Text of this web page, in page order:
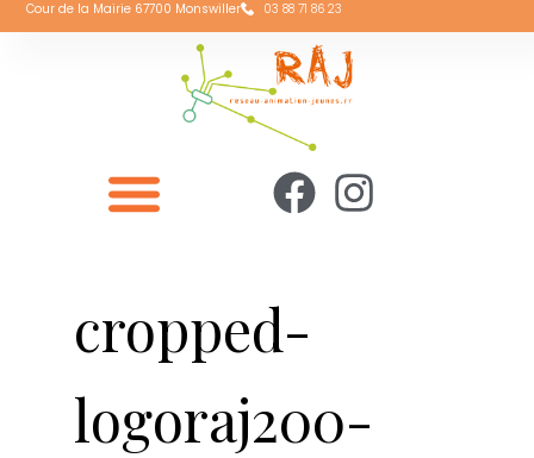
Cour de la Mairie 67700 Monswiller 03 88 71 86 23
cropped-
logoraj200-